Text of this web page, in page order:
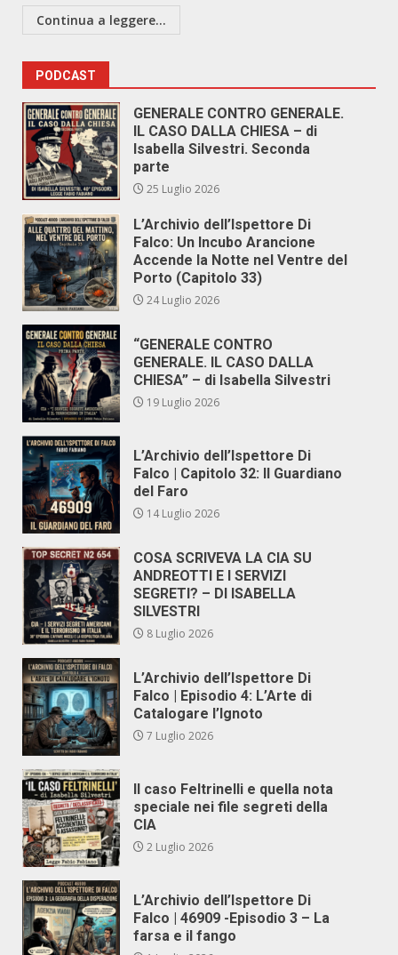
Continua a leggere...
PODCAST
GENERALE CONTRO GENERALE.
IL CASO DALLA CHIESA – di
Isabella Silvestri. Seconda
parte
25 Luglio 2026
L’Archivio dell’Ispettore Di
Falco: Un Incubo Arancione
Accende la Notte nel Ventre del
Porto (Capitolo 33)
24 Luglio 2026
“GENERALE CONTRO
GENERALE. IL CASO DALLA
CHIESA” – di Isabella Silvestri
19 Luglio 2026
L’Archivio dell’Ispettore Di
Falco | Capitolo 32: Il Guardiano
del Faro
14 Luglio 2026
COSA SCRIVEVA LA CIA SU
ANDREOTTI E I SERVIZI
SEGRETI? – DI ISABELLA
SILVESTRI
8 Luglio 2026
L’Archivio dell’Ispettore Di
Falco | Episodio 4: L’Arte di
Catalogare l’Ignoto
7 Luglio 2026
Il caso Feltrinelli e quella nota
speciale nei file segreti della
CIA
2 Luglio 2026
L’Archivio dell’Ispettore Di
Falco | 46909 -Episodio 3 – La
farsa e il fango